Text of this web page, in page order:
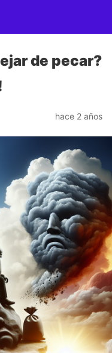
de pecar?
hace 2 años